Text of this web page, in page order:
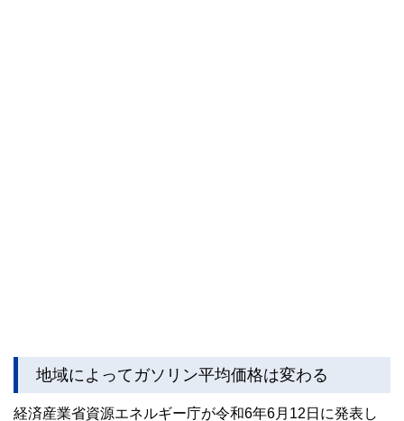
地域によってガソリン平均価格は変わる
経済産業省資源エネルギー庁が令和6年6月12日に発表し